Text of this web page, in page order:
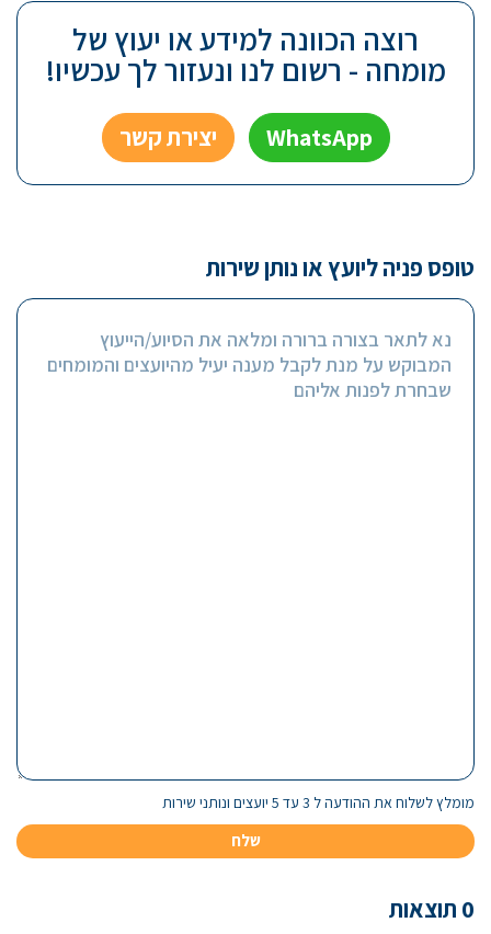
רוצה הכוונה למידע או יעוץ של
מומחה - רשום לנו ונעזור לך עכשיו!
WhatsApp יצירת קשר
טופס פניה ליועץ או נותן שירות
מומלץ לשלוח את ההודעה ל 3 עד 5 יועצים ונותני שירות
0 תוצאות